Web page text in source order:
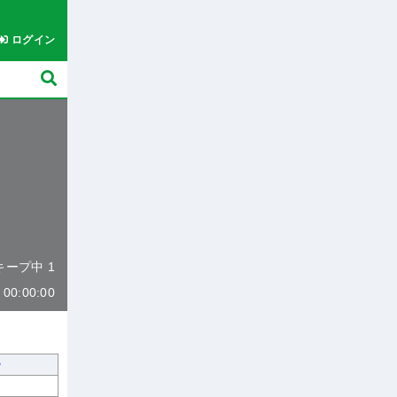
ログイン
ープ中 1
00:00:00